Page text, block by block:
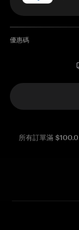
優惠碼
所有訂單滿